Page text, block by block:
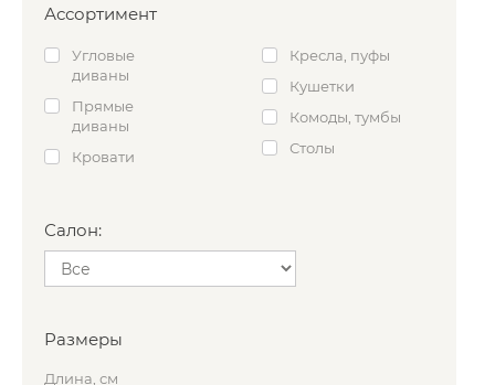
Ассортимент
Угловые
диваны
Прямые
диваны
Кровати
Кресла, пуфы
Кушетки
Комоды, тумбы
Столы
Салон:
Размеры
Длина, см